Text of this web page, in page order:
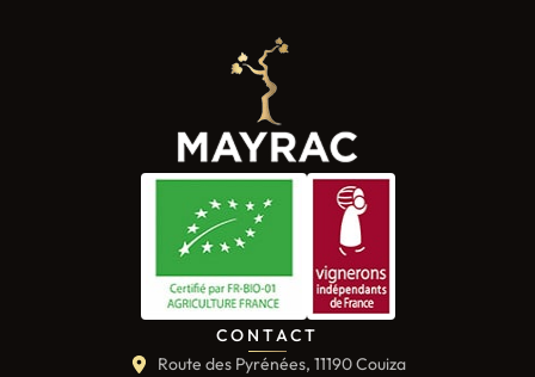
CONTACT
Route des Pyrénées, 11190 Couiza